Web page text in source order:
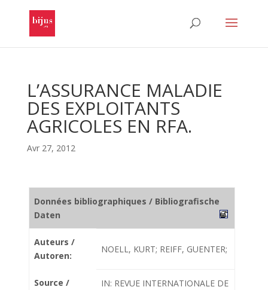
L’ASSURANCE MALADIE
DES EXPLOITANTS
AGRICOLES EN RFA.
Avr 27, 2012
Données bibliographiques / Bibliografische
Daten
Auteurs /
Autoren:
NOELL, KURT; REIFF, GUENTER;
Source /
IN: REVUE INTERNATIONALE DE